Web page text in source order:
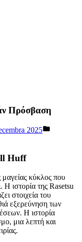
Πρόσβαση
2025
Huff
κύκλος που
Η ιστορία της Rasetsu
στοιχεία του
εξερεύνηση των
Η ιστορία
μια λεπτή και